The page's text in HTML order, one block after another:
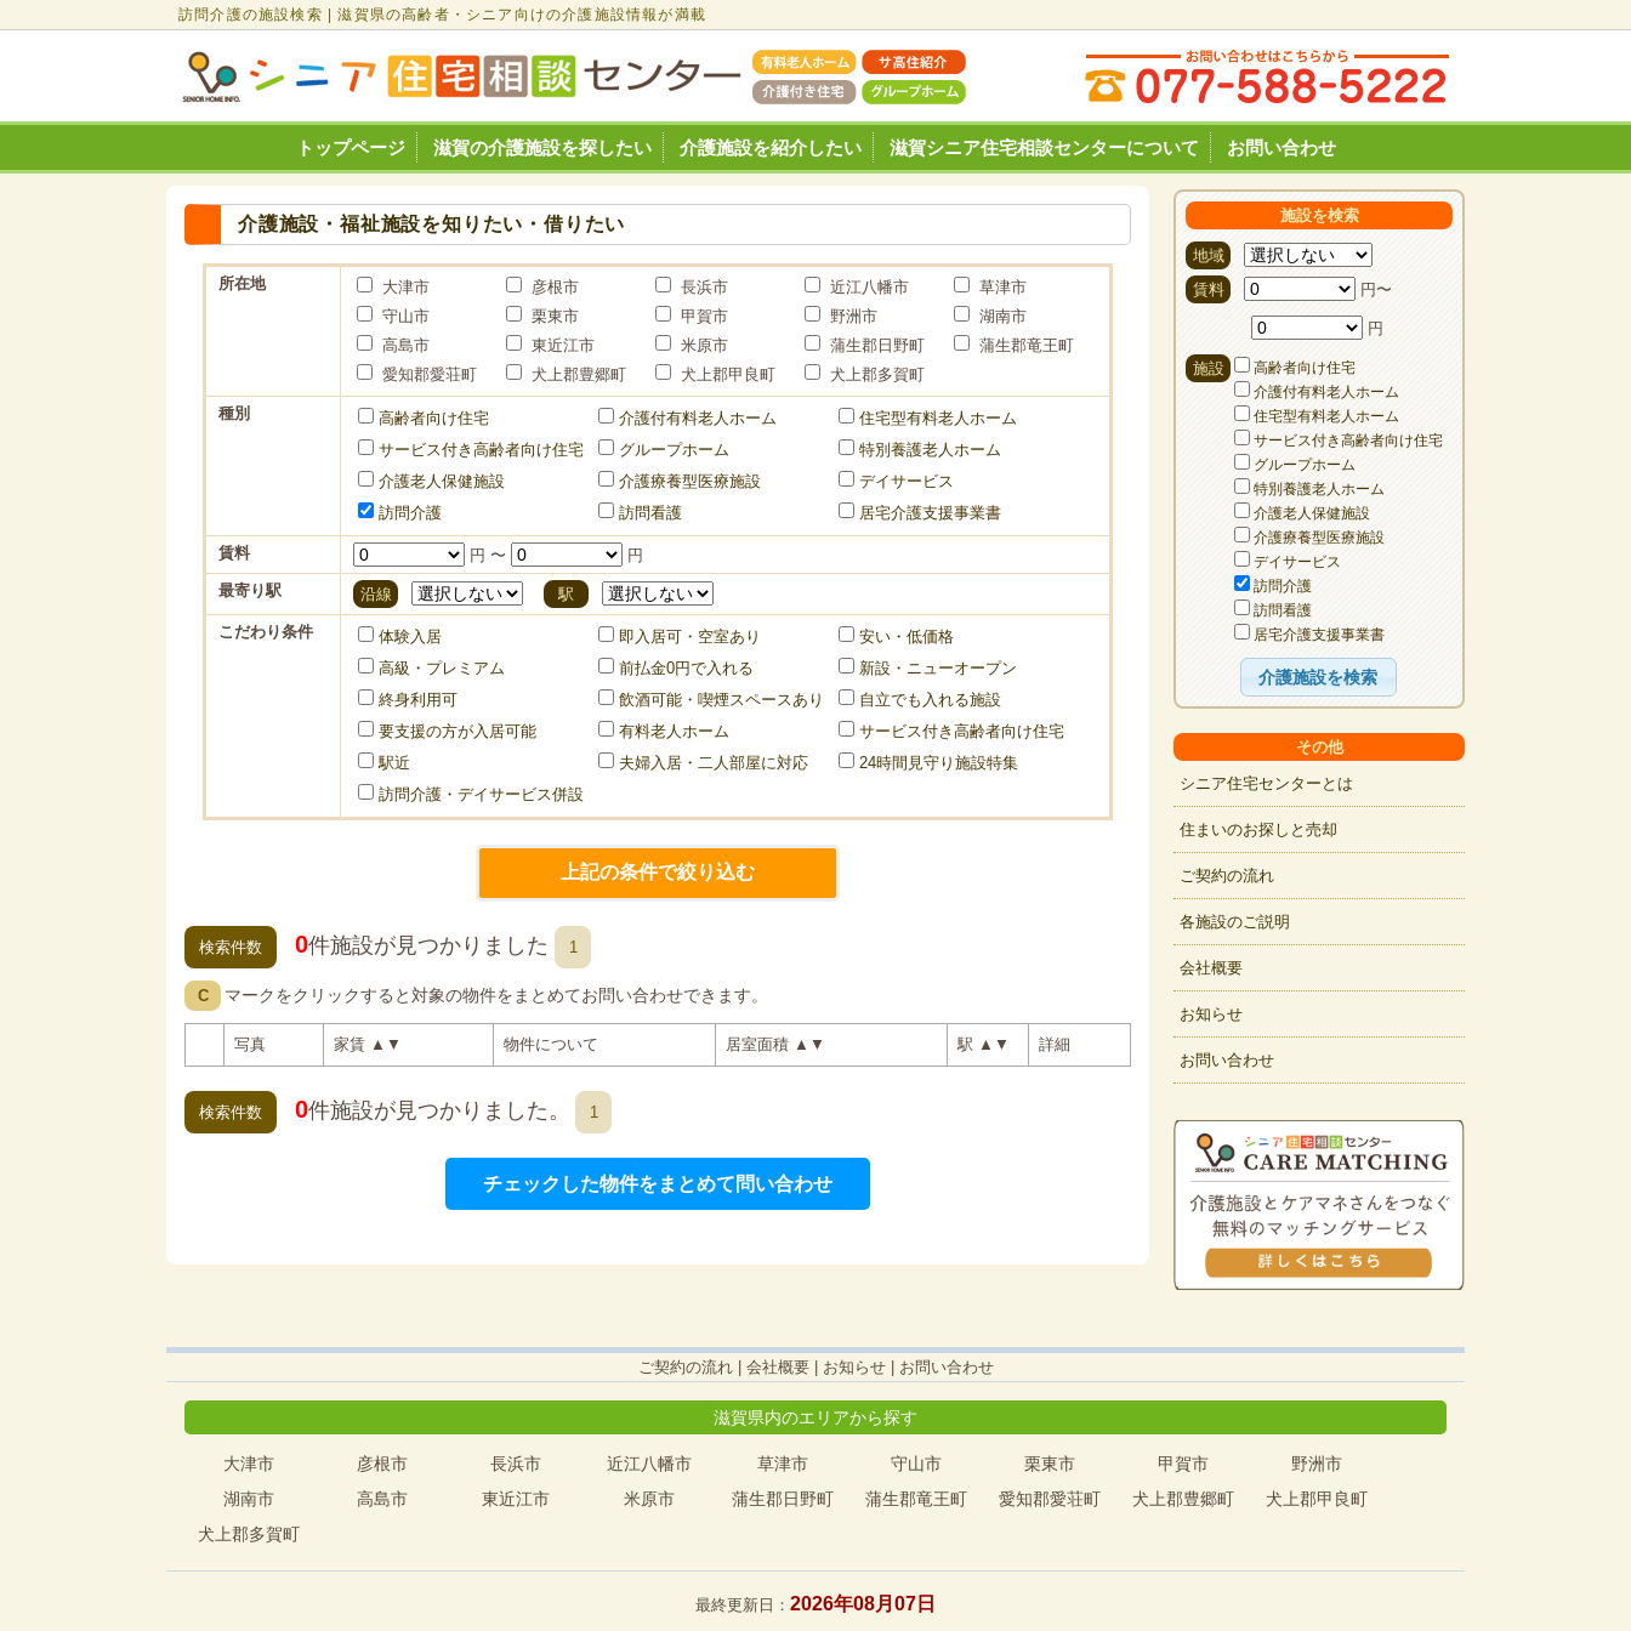
訪問介護の施設検索 | 滋賀県の高齢者・シニア向けの介護施設情報が満載
トップページ 滋賀の介護施設を探したい 介護施設を紹介したい 滋賀シニア住宅相談センターについて お問い合わせ
施設を検索
地域
賃料
円〜
円
施設
高齢者向け住宅
介護付有料老人ホーム
住宅型有料老人ホーム
サービス付き高齢者向け住宅
グループホーム
特別養護老人ホーム
介護老人保健施設
介護療養型医療施設
デイサービス
訪問介護
訪問看護
居宅介護支援事業書
その他
シニア住宅センターとは
住まいのお探しと売却
ご契約の流れ
各施設のご説明
会社概要
お知らせ
お問い合わせ
介護施設・福祉施設を知りたい・借りたい
所在地 大津市 彦根市 長浜市 近江八幡市
草津市
守山市
栗東市 甲賀市 野洲市
湖南市
高島市
東近江市 米原市 蒲生郡日野町
蒲生郡竜王町
愛知郡愛荘町
犬上郡豊郷町 犬上郡甲良町 犬上郡多賀町
種別 高齢者向け住宅 介護付有料老人ホーム
住宅型有料老人ホーム
サービス付き高齢者向け住宅
グループホーム
特別養護老人ホーム
介護老人保健施設
介護療養型医療施設
デイサービス
訪問介護
訪問看護 居宅介護支援事業書
賃料 円 〜
円
最寄り駅
沿線 駅
こだわり条件 体験入居 即入居可・空室あり
安い・低価格
高級・プレミアム
前払金0円で入れる
新設・ニューオープン
終身利用可
飲酒可能・喫煙スペースあり
自立でも入れる施設
要支援の方が入居可能
有料老人ホーム
サービス付き高齢者向け住宅
駅近
夫婦入居・二人部屋に対応
24時間見守り施設特集
訪問介護・デイサービス併設
検索件数 0件施設が見つかりました 1
C マークをクリックすると対象の物件をまとめてお問い合わせできます。
写真 家賃 ▲ ▼ 物件について 居室面積 ▲ ▼ 駅 ▲ ▼ 詳細
検索件数 0件施設が見つかりました。 1
チェックした物件をまとめて問い合わせ
ご契約の流れ| 会社概要| お知らせ| お問い合わせ
滋賀県内のエリアから探す
大津市 彦根市 長浜市 近江八幡市 草津市 守山市 栗東市 甲賀市
野洲市
湖南市
高島市 東近江市 米原市 蒲生郡日野町 蒲生郡竜王町 愛知郡愛荘町 犬上郡豊郷町
犬上郡甲良町
犬上郡多賀町
最終更新日： 2026年08月07日